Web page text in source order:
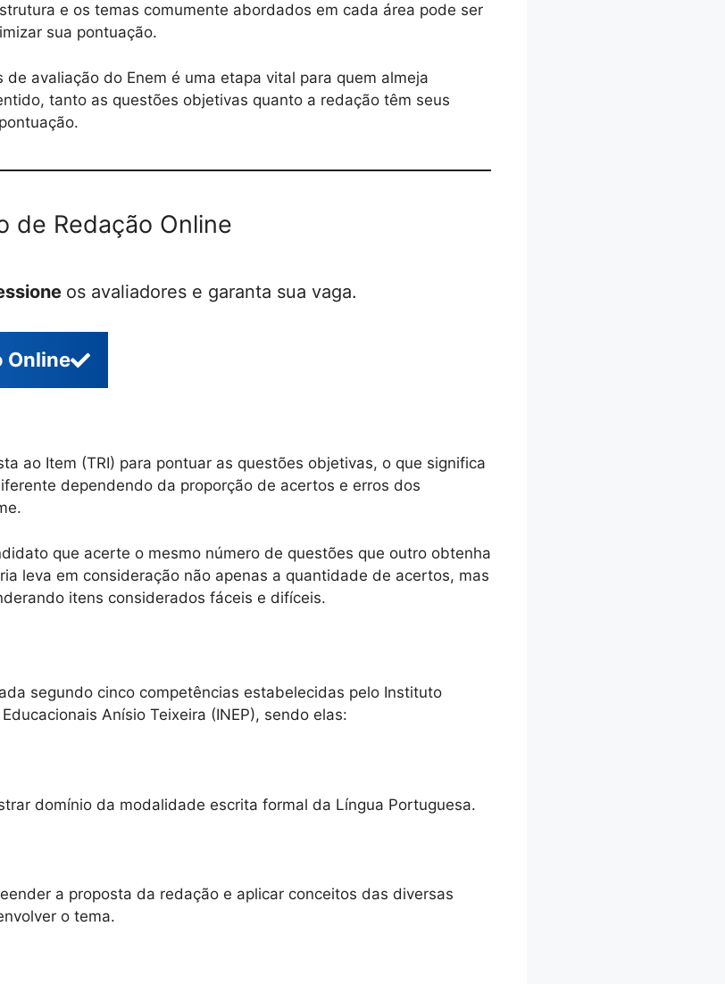
e os temas comumente abordados em cada área pode ser
sua pontuação.
avaliação do Enem é uma etapa vital para quem almeja
tanto as questões objetivas quanto a redação têm seus
de Redação Online
os avaliadores e garanta sua vaga.
Online
ao Item (TRI) para pontuar as questões objetivas, o que significa
dependendo da proporção de acertos e erros dos
que acerte o mesmo número de questões que outro obtenha
leva em consideração não apenas a quantidade de acertos, mas
itens considerados fáceis e difíceis.
segundo cinco competências estabelecidas pelo Instituto
Anísio Teixeira (INEP), sendo elas:
domínio da modalidade escrita formal da Língua Portuguesa.
a proposta da redação e aplicar conceitos das diversas
o tema.